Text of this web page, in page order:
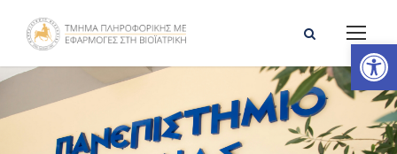
Ανοίξτε τη γραμμή εργαλείων